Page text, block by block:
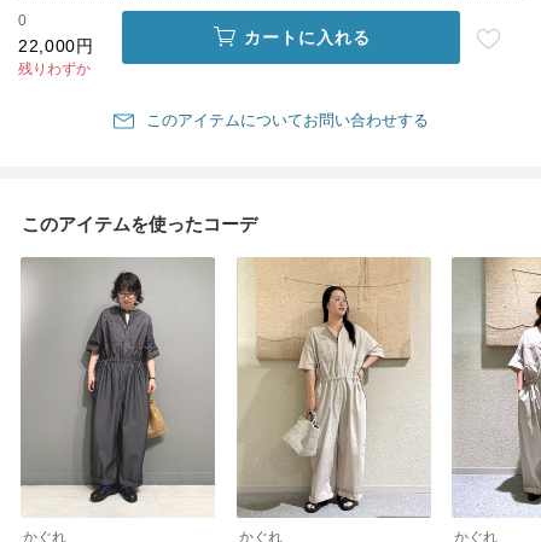
0
22,000円
残りわずか
カートに入れる
このアイテムについてお問い合わせする
このアイテムを使ったコーデ
かぐれ
かぐれ
かぐれ